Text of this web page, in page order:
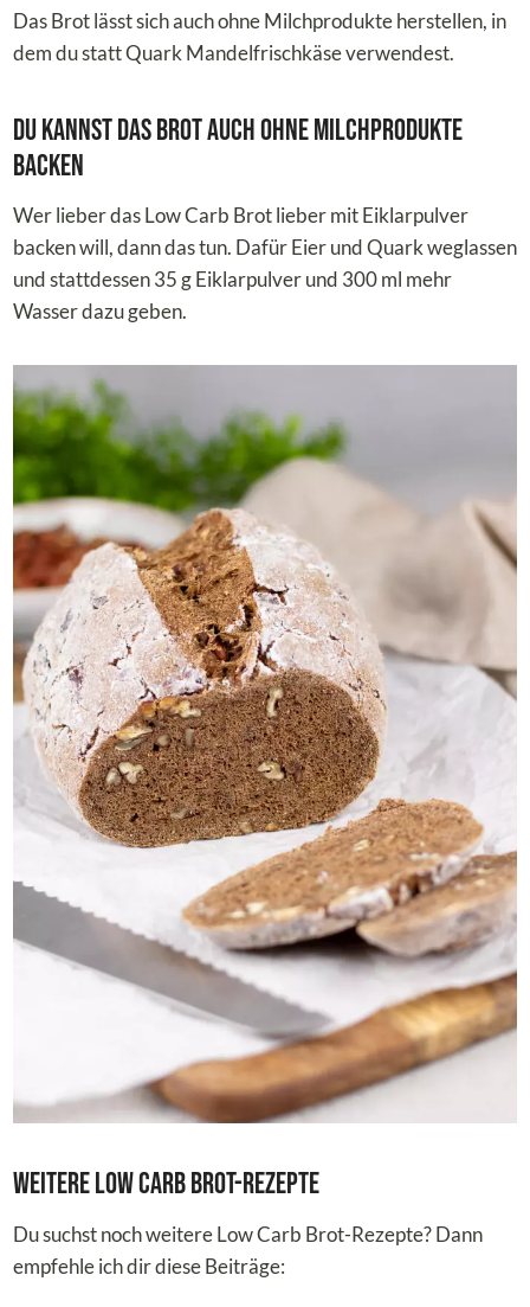
Das Brot lässt sich auch ohne Milchprodukte herstellen, in
dem du statt Quark Mandelfrischkäse verwendest.
Du kannst das Brot auch ohne Milchprodukte
backen
Wer lieber das Low Carb Brot lieber mit Eiklarpulver
backen will, dann das tun. Dafür Eier und Quark weglassen
und stattdessen 35 g Eiklarpulver und 300 ml mehr
Wasser dazu geben.
Weitere Low Carb Brot-Rezepte
Du suchst noch weitere Low Carb Brot-Rezepte? Dann
empfehle ich dir diese Beiträge: